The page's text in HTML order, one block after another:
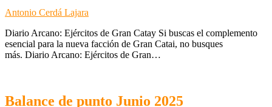
Antonio Cerdá Lajara
Diario Arcano: Ejércitos de Gran Catay Si buscas el complemento
esencial para la nueva facción de Gran Catai, no busques
más. Diario Arcano: Ejércitos de Gran…
Balance de punto Junio 2025